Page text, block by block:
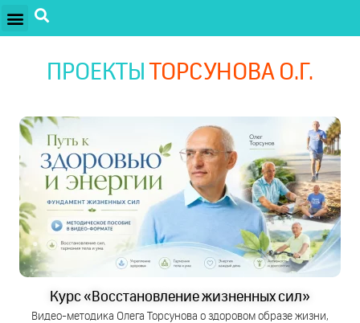
ПРОЕКТЫ ТОРСУНОВА О.Г.
Курс «Восстановление жизненных сил»
Видео-методика Олега Торсунова о здоровом образе жизни,